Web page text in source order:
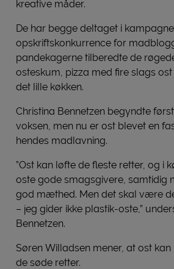
kreative måder.
De har begge deltaget i
opskriftskonkurrence for
pandekagerne tilberedte de
osteskum, pizza med fire slags
det lille køkken.
Christina Bennetzen begyndte
voksen, men nu er ost blevet en
hendes madlavning.
”Ost kan løfte de fleste retter, og i
oste gode smagsgivere, samtidig
god mæthed. Men det skal være
– jeg gider ikke plastik-oste,”
Bennetzen.
Søren Willadsen mener, at ost
de søde retter.